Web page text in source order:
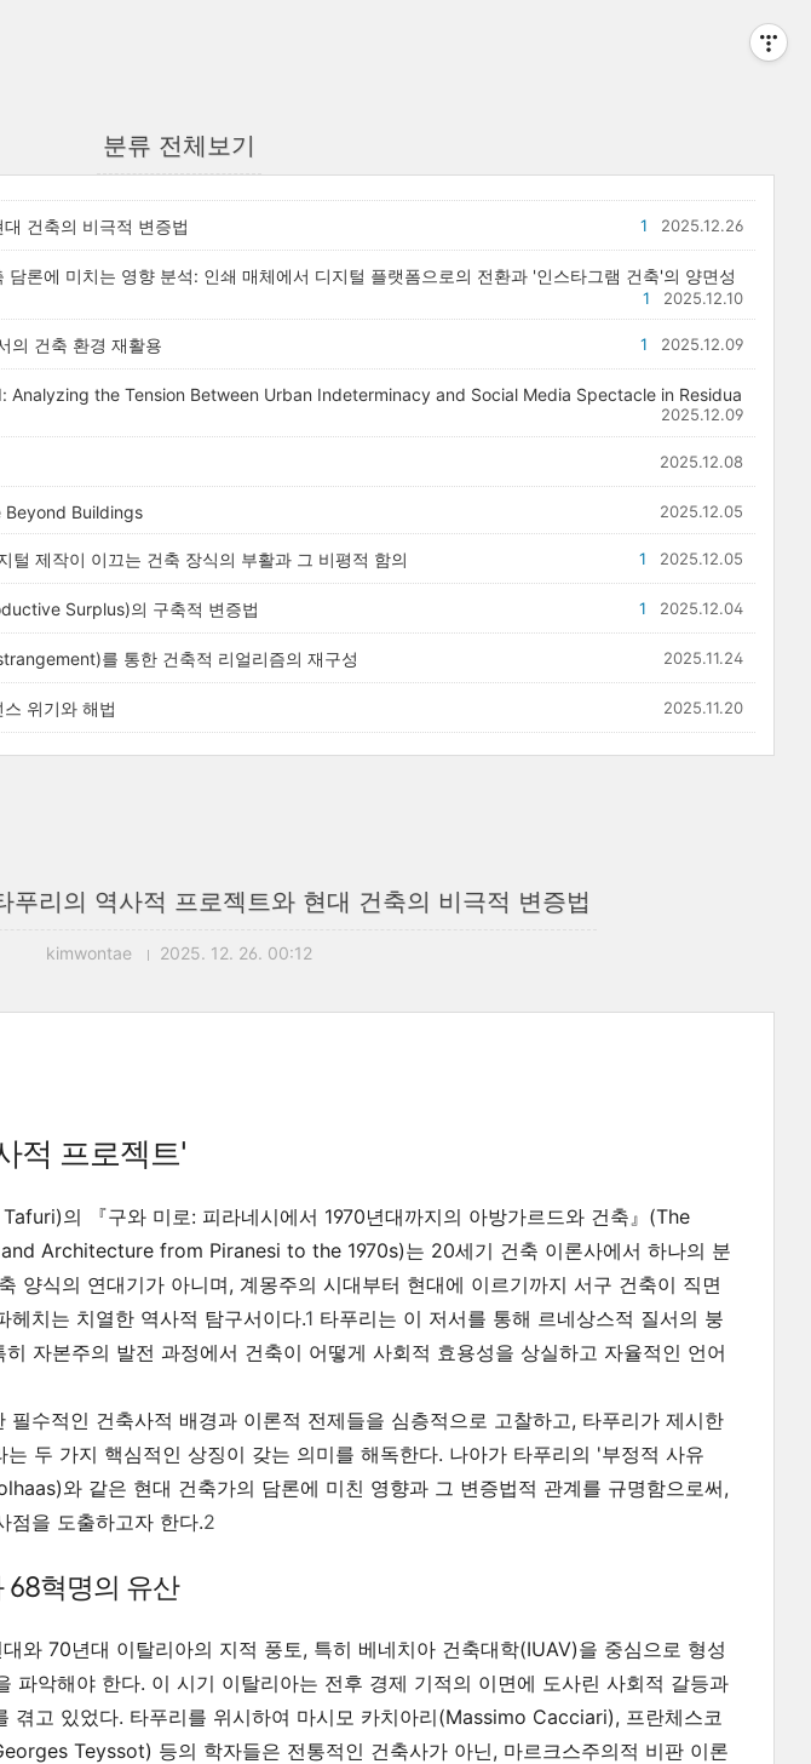
분류 전체보기
건축의 비극적 변증법 2025.12.26
1
론에 미치는 영향 분석: 인쇄 매체에서 디지털 플랫폼으로의 전환과 '인스타그램 건축'의 양면성
2025.12.10
1
의 건축 환경 재활용 2025.12.09
1
the Tension Between Urban Indeterminacy and Social Media Spectacle in Residua
2025.12.09
2025.12.08
Buildings 2025.12.05
제작이 이끄는 건축 장식의 부활과 그 비평적 함의 2025.12.05
1
Surplus)의 구축적 변증법 2025.12.04
1
를 통한 건축적 리얼리즘의 재구성 2025.11.24
위기와 해법 2025.11.20
푸리의 역사적 프로젝트와 현대 건축의 비극적 변증법
kimwontae 2025. 12. 26. 00:12
적 프로젝트'
의 『구와 미로: 피라네시에서 1970년대까지의 아방가르드와 건축』(The
Architecture from Piranesi to the 1970s)는 20세기 건축 이론사에서 하나의 분
양식의 연대기가 아니며, 계몽주의 시대부터 현대에 이르기까지 서구 건축이 직면
치는 치열한 역사적 탐구서이다.1 타푸리는 이 저서를 통해 르네상스적 질서의 붕
자본주의 발전 과정에서 건축이 어떻게 사회적 효용성을 상실하고 자율적인 언어
수적인 건축사적 배경과 이론적 전제들을 심층적으로 고찰하고, 타푸리가 제시한
두 가지 핵심적인 상징이 갖는 의미를 해독한다. 나아가 타푸리의 '부정적 사유
와 같은 현대 건축가의 담론에 미친 영향과 그 변증법적 관계를 규명함으로써,
점을 도출하고자 한다.2
68혁명의 유산
와 70년대 이탈리아의 지적 풍토, 특히 베네치아 건축대학(IUAV)을 중심으로 형성
파악해야 한다. 이 시기 이탈리아는 전후 경제 기적의 이면에 도사린 사회적 갈등과
겪고 있었다. 타푸리를 위시하여 마시모 카치아리(Massimo Cacciari), 프란체스코
Teyssot) 등의 학자들은 전통적인 건축사가 아닌, 마르크스주의적 비판 이론